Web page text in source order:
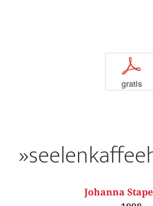
p
gratis
Johanna